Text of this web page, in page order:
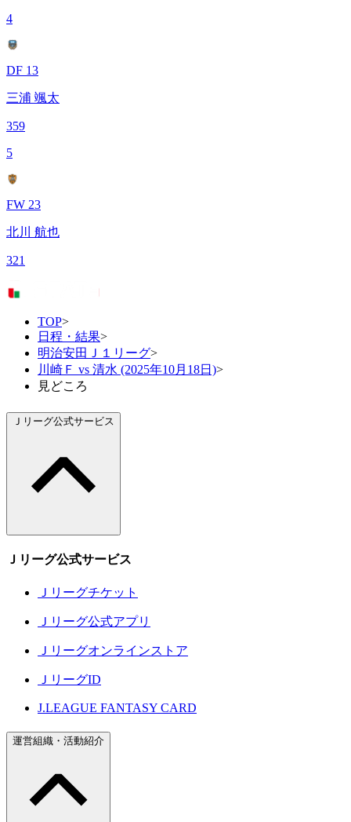
4
DF 13
三浦 颯太
359
5
FW 23
北川 航也
321
TOP>
日程・結果>
明治安田Ｊ１リーグ>
川崎Ｆ vs 清水 (2025年10月18日)>
見どころ
Ｊリーグ公式サービス
Ｊリーグ公式サービス
Ｊリーグチケット
Ｊリーグ公式アプリ
Ｊリーグオンラインストア
ＪリーグID
J.LEAGUE FANTASY CARD
運営組織・活動紹介